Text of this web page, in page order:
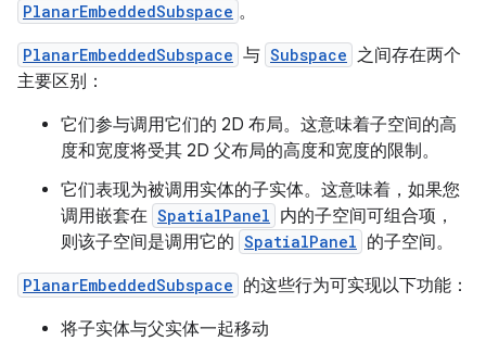
PlanarEmbeddedSubspace 。
PlanarEmbeddedSubspace 与 Subspace 之间存在两个
主要区别：
它们参与调用它们的 2D 布局。这意味着子空间的高
度和宽度将受其 2D 父布局的高度和宽度的限制。
它们表现为被调用实体的子实体。这意味着，如果您
调用嵌套在 SpatialPanel 内的子空间可组合项，
则该子空间是调用它的 SpatialPanel 的子空间。
PlanarEmbeddedSubspace 的这些行为可实现以下功能：
将子实体与父实体一起移动